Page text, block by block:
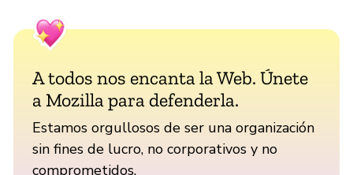
A todos nos encanta la Web. Únete
a Mozilla para defenderla.
Estamos orgullosos de ser una organización
sin fines de lucro, no corporativos y no
comprometidos.